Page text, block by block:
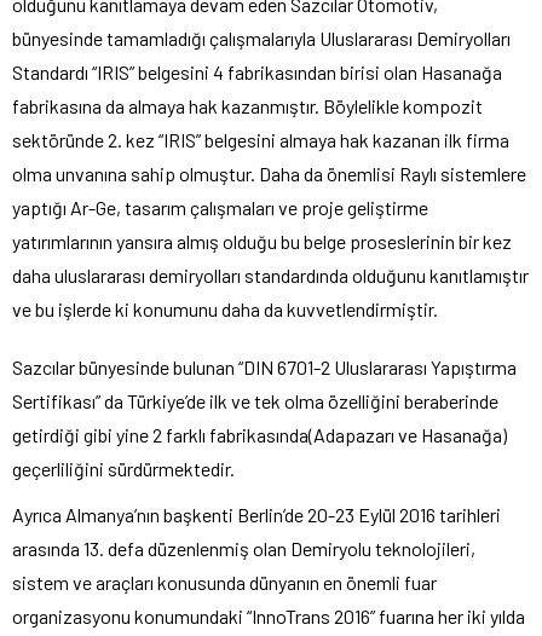
bünyesinde tamamladığı çalışmalarıyla Uluslararası Demiryolları
Standardı “IRIS” belgesini 4 fabrikasından birisi olan Hasanağa
fabrikasına da almaya hak kazanmıştır. Böylelikle kompozit
sektöründe 2. kez “IRIS” belgesini almaya hak kazanan ilk firma
olma unvanına sahip olmuştur. Daha da önemlisi Raylı sistemlere
yaptığı Ar-Ge, tasarım çalışmaları ve proje geliştirme
yatırımlarının yansıra almış olduğu bu belge proseslerinin bir kez
daha uluslararası demiryolları standardında olduğunu kanıtlamıştır
ve bu işlerde ki konumunu daha da kuvvetlendirmiştir.
Sazcılar bünyesinde bulunan “DIN 6701-2 Uluslararası Yapıştırma
Sertifikası” da Türkiye’de ilk ve tek olma özelliğini beraberinde
getirdiği gibi yine 2 farklı fabrikasında(Adapazarı ve Hasanağa)
geçerliliğini sürdürmektedir.
Ayrıca Almanya’nın başkenti Berlin’de 20-23 Eylül 2016 tarihleri
arasında 13. defa düzenlenmiş olan Demiryolu teknolojileri,
sistem ve araçları konusunda dünyanın en önemli fuar
organizasyonu konumundaki “InnoTrans 2016” fuarına her iki yılda